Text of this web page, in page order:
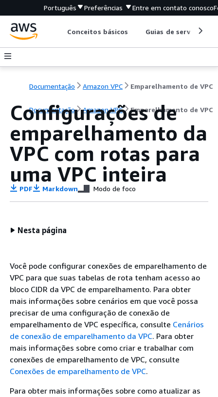
Português Preferências Entre em contato conosco
Conceitos básicos Guias de serviço
Documentação Amazon VPC Emparelhamento de VPC
Documentação Amazon VPC Emparelhamento de VPC
Configurações de
emparelhamento da
VPC com rotas para
uma VPC inteira
PDF Markdown Modo de foco
Nesta página
Você pode configurar conexões de emparelhamento de
VPC para que suas tabelas de rota tenham acesso ao
bloco CIDR da VPC de emparelhamento. Para obter
mais informações sobre cenários em que você possa
precisar de uma configuração de conexão de
emparelhamento de VPC específica, consulte Cenários
de conexão de emparelhamento da VPC. Para obter
mais informações sobre como criar e trabalhar com
conexões de emparelhamento de VPC, consulte
Conexões de emparelhamento de VPC.
Para obter mais informações sobre como atualizar as